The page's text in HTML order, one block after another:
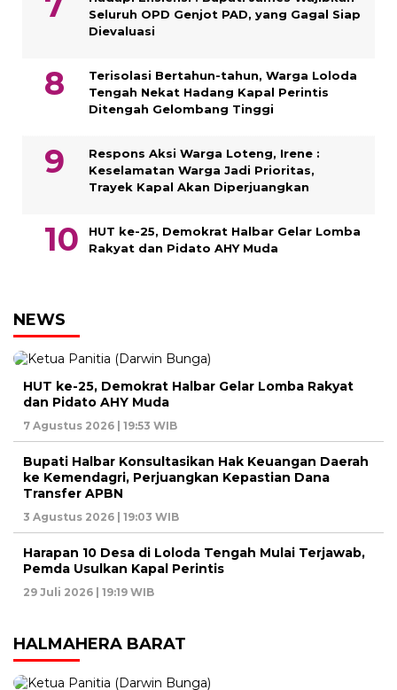
Seluruh OPD Genjot PAD, yang Gagal Siap
Dievaluasi
Terisolasi Bertahun-tahun, Warga Loloda
Tengah Nekat Hadang Kapal Perintis
Ditengah Gelombang Tinggi
Respons Aksi Warga Loteng, Irene :
Keselamatan Warga Jadi Prioritas,
Trayek Kapal Akan Diperjuangkan
HUT ke-25, Demokrat Halbar Gelar Lomba
Rakyat dan Pidato AHY Muda
NEWS
HUT ke-25, Demokrat Halbar Gelar Lomba Rakyat
dan Pidato AHY Muda
7 Agustus 2026 | 19:53 WIB
Bupati Halbar Konsultasikan Hak Keuangan Daerah
ke Kemendagri, Perjuangkan Kepastian Dana
Transfer APBN
3 Agustus 2026 | 19:03 WIB
Harapan 10 Desa di Loloda Tengah Mulai Terjawab,
Pemda Usulkan Kapal Perintis
29 Juli 2026 | 19:19 WIB
HALMAHERA BARAT